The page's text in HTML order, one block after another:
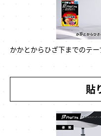
かかとからひざ下までのテー
貼